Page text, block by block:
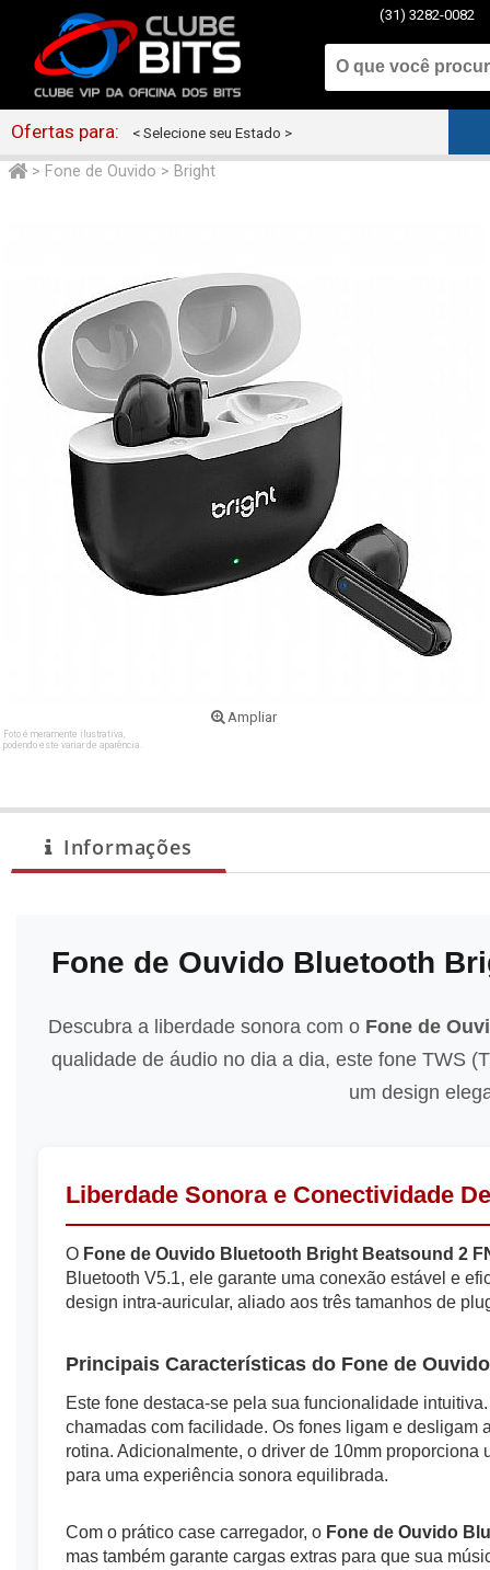
(31) 3282-0082
Ofertas para: < Selecione seu Estado >
> Fone de Ouvido > Bright
Ampliar
Foto é meramente ilustrativa,
podendo este variar de aparência.
Informações
Fone de Ouvido Bluetooth
Descubra a liberdade sonora com o Fone de
qualidade de áudio no dia a dia, este fone TWS
um design
Liberdade Sonora e Conectividade
O Fone de Ouvido Bluetooth Bright Beatsound 2
Bluetooth V5.1, ele garante uma conexão estável e
design intra-auricular, aliado aos três tamanhos de
Principais Características do Fone de
Este fone destaca-se pela sua funcionalidade
chamadas com facilidade. Os fones ligam e
rotina. Adicionalmente, o driver de 10mm
para uma experiência sonora equilibrada.
Com o prático case carregador, o Fone de Ouvido
mas também garante cargas extras para que sua